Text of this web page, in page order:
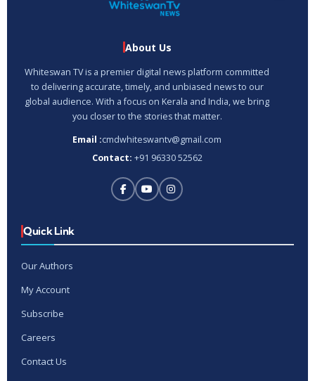
About Us
Whiteswan TV is a premier digital news platform committed
to delivering accurate, timely, and unbiased news to our
global audience. With a focus on Kerala and India, we bring
you closer to the stories that matter.
Email :cmdwhiteswantv@gmail.com
Contact: +91 96330 52562
Quick Link
Our Authors
My Account
Subscribe
Careers
Contact Us